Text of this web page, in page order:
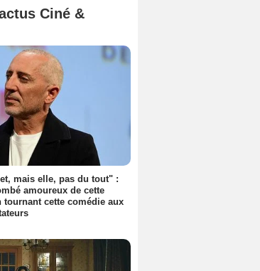
Ciné &
mais elle, pas du tout" :
amoureux de cette
cette comédie aux